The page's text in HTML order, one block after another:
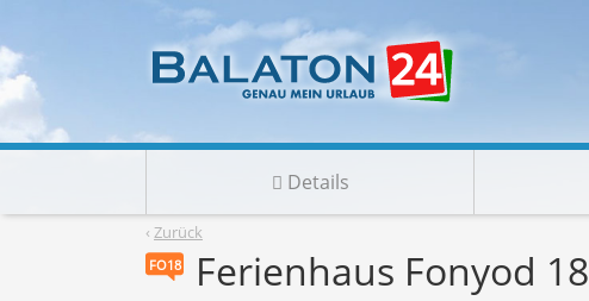
Details
‹ Zurück
FO18 Ferienhaus Fonyod 18